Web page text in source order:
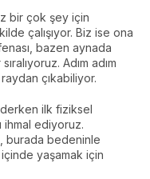
bir çok şey için
çalışıyor. Biz ise ona
bazen aynada
Adım adım
çıkabiliyor.
ilk fiziksel
ihmal ediyoruz.
burada bedeninle
yaşamak için